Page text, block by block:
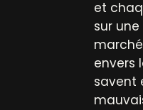
et
sur
envers
savent